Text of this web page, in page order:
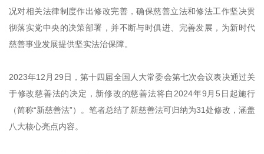
况对相关法律制度作出修改完善，确保慈善立法和修法工作坚决贯
彻落实党中央的决策部署，并不断与时俱进、完善发展，为新时代
慈善事业发展提供坚实法治保障。
2023年12月29日，第十四届全国人大常委会第七次会议表决通过关
于修改慈善法的决定，新修改的慈善法将自2024年9月5日起施行
（简称“新慈善法”）。笔者总结了新慈善法可归纳为31处修改，涵盖
八大核心亮点内容。